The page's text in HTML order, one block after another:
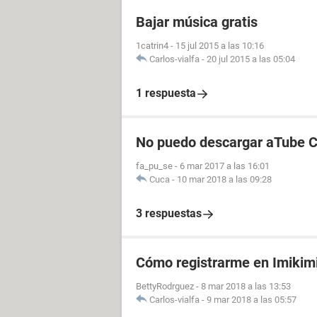
Bajar música gratis
1catrin4 - 15 jul 2015 a las 10:16
Carlos-vialfa - 20 jul 2015 a las 05:04
1 respuesta
No puedo descargar aTube
fa_pu_se - 6 mar 2017 a las 16:01
Cuca - 10 mar 2018 a las 09:28
3 respuestas
Cómo registrarme en
BettyRodrguez - 8 mar 2018 a las 13:53
Carlos-vialfa - 9 mar 2018 a las 05:57